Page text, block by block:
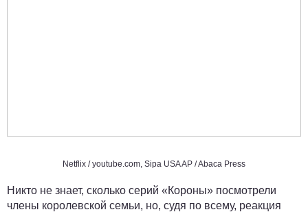
Netflix /youtube.com, Sipa USA AP / Abaca Press
Никто не знает, сколько серий «Короны» посмотрели
члены королевской семьи, но, судя по всему, реакция